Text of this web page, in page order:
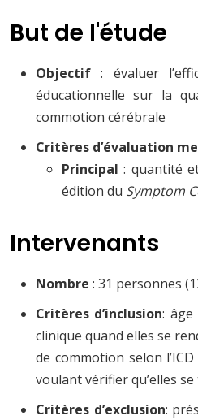
But de l'étude
Objectif : évaluer
éducationnelle sur la
commotion cérébrale
Critères d’évaluation
Principal : quantité
édition du Symptom
Intervenants
Nombre : 31 personnes
Critères d’inclusion: âge
clinique quand elles se
de commotion selon
voulant vérifier qu’elles
Critères d’exclusion: